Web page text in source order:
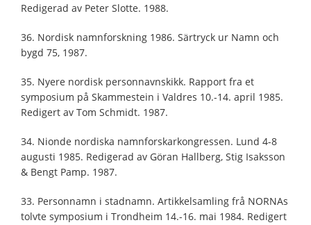
Redigerad av Peter Slotte. 1988.
36. Nordisk namnforskning 1986. Särtryck ur Namn och
bygd 75, 1987.
35. Nyere nordisk personnavnskikk. Rapport fra et
symposium på Skammestein i Valdres 10.-14. april 1985.
Redigert av Tom Schmidt. 1987.
34. Nionde nordiska namnforskarkongressen. Lund 4-8
augusti 1985. Redigerad av Göran Hallberg, Stig Isaksson
& Bengt Pamp. 1987.
33. Personnamn i stadnamn. Artikkelsamling frå NORNAs
tolvte symposium i Trondheim 14.-16. mai 1984. Redigert